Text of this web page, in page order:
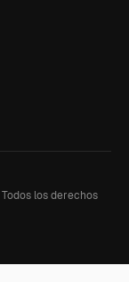
Todos los derechos